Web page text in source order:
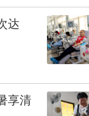
达
享清